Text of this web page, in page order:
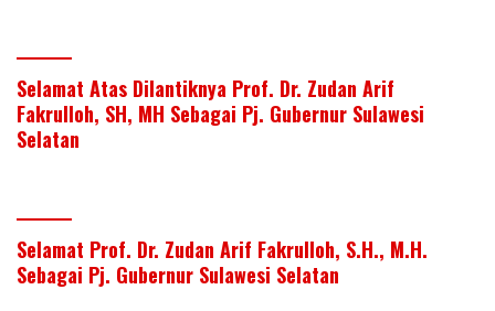
Selamat Atas Dilantiknya Prof. Dr. Zudan Arif
Fakrulloh, SH, MH Sebagai Pj. Gubernur Sulawesi
Selatan
Selamat Prof. Dr. Zudan Arif Fakrulloh, S.H., M.H.
Sebagai Pj. Gubernur Sulawesi Selatan